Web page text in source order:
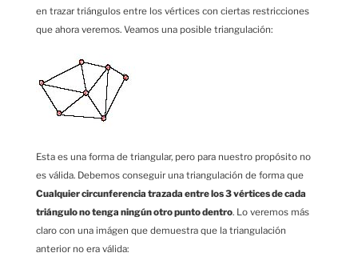
en trazar triángulos entre los vértices con ciertas restricciones
que ahora veremos. Veamos una posible triangulación:
Esta es una forma de triangular, pero para nuestro propósito no
es válida. Debemos conseguir una triangulación de forma que
Cualquier circunferencia trazada entre los 3 vértices de cada
triángulo no tenga ningún otro punto dentro. Lo veremos más
claro con una imágen que demuestra que la triangulación
anterior no era válida: